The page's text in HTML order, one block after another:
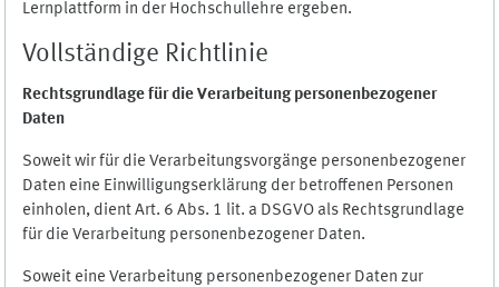
Lernplattform in der Hochschullehre ergeben.
Vollständige Richtlinie
Rechtsgrundlage für die Verarbeitung personenbezogener
Daten
Soweit wir für die Verarbeitungsvorgänge personenbezogener
Daten eine Einwilligungserklärung der betroffenen Personen
einholen, dient Art. 6 Abs. 1 lit. a DSGVO als Rechtsgrundlage
für die Verarbeitung personenbezogener Daten.
Soweit eine Verarbeitung personenbezogener Daten zur